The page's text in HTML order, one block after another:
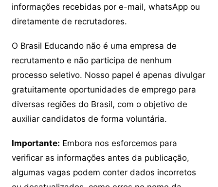
informações recebidas por e-mail, whatsApp ou
diretamente de recrutadores.
O Brasil Educando não é uma empresa de
recrutamento e não participa de nenhum
processo seletivo. Nosso papel é apenas divulgar
gratuitamente oportunidades de emprego para
diversas regiões do Brasil, com o objetivo de
auxiliar candidatos de forma voluntária.
Importante: Embora nos esforcemos para
verificar as informações antes da publicação,
algumas vagas podem conter dados incorretos